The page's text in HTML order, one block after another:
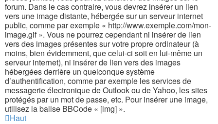
forum. Dans le cas contraire, vous devrez insérer un lien
vers une image distante, hébergée sur un serveur internet
public, comme par exemple « http://www.exemple.com/mon-
image.gif ». Vous ne pourrez cependant ni insérer de lien
vers des images présentes sur votre propre ordinateur (à
moins, bien évidemment, que celui-ci soit en lui-même un
serveur internet), ni insérer de lien vers des images
hébergées derrière un quelconque système
d’authentification, comme par exemple les services de
messagerie électronique de Outlook ou de Yahoo, les sites
protégés par un mot de passe, etc. Pour insérer une image,
utilisez la balise BBCode « [img] ».
Haut